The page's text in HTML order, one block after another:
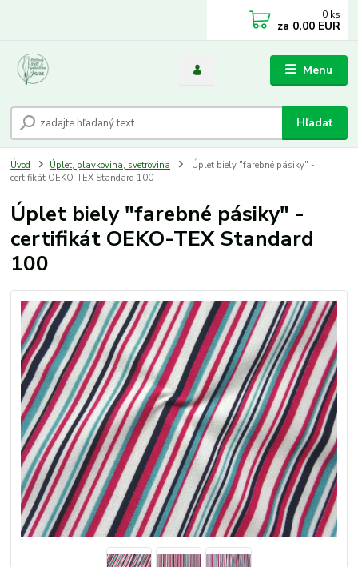
Menu
Hľadať
0 ks
za 0,00 EUR
Úvod Úplet, plavkovina, svetrovina
Úplet biely "farebné pásiky" -
certifikát OEKO-TEX Standard 100
Úplet biely "farebné pásiky" -
certifikát OEKO-TEX Standard
100